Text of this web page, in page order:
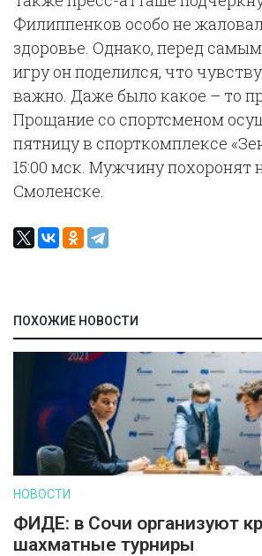
Филиппенков особо не
здоровье. Однако, перед
игру он поделился, что
важно. Даже было какое – то
Прощание со спортсменом
пятницу в спорткомплексе
15:00 мск. Мужчину похоронят
Смоленске.
ПОХОЖИЕ НОВОСТИ
НОВОСТИ
ФИДЕ: в Сочи организуют
шахматные турниры